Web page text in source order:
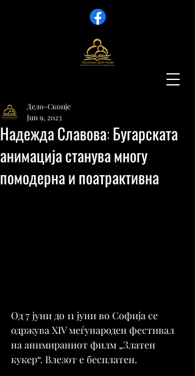
Надежда Славова: Бугарската
анимација станува многу
помодерна и поатрактивна
Дело-Скопје
Jun 9, 2023
Од 7 јуни до 11 јуни во Софија се
одржува XIV меѓународен фестивал
на анимираниот филм „Златен
кукер“. Влезот е бесплатен.